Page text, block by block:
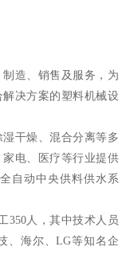
造、销售及服务，为
决方案的塑料机械设
干燥、混合分离等多
电、医疗等行业提供
自动中央供料供水系
350人，其中技术人员
、海尔、LG等知名企